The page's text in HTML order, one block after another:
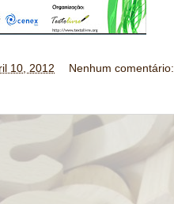
10, 2012 Nenhum comentário: